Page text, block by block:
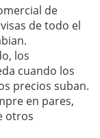
de
de todo el
los
cuando los
precios suban.
en pares,
otros